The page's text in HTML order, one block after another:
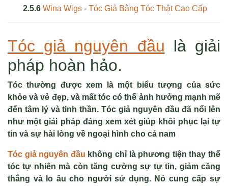
Wina Wigs - Tóc Giả Bằng Tóc Thật Cao Cấp
Tóc giả nguyên đầu là giải
pháp hoàn hảo.
Tóc thường được xem là một biểu tượng của sức
khỏe và vẻ đẹp, và mất tóc có thể ảnh hưởng mạnh mẽ
đến tâm lý và tinh thần. Tóc giả nguyên đầu đã nổi lên
như một giải pháp đáng xem xét giúp khôi phục lại tự
tin và sự hài lòng về ngoại hình cho cả nam
Tóc giả nguyên đầu không chỉ là phương tiện thay thế
tóc tự nhiên mà còn tăng cường sự tự tin, giảm căng
thẳng và lo âu cho người sử dụng. Nó cung cấp sự